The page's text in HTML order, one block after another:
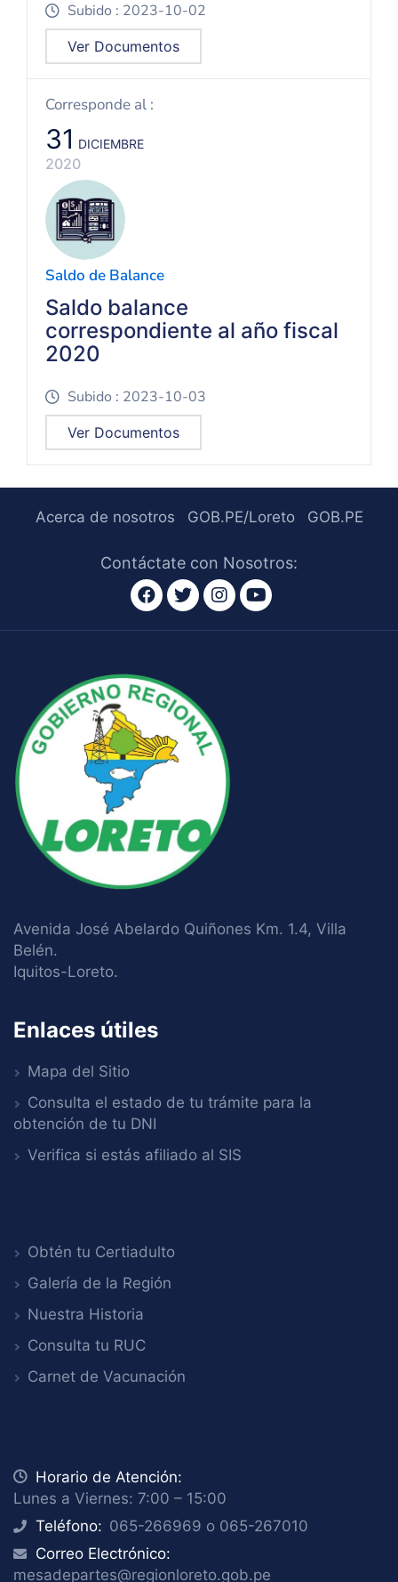
icon
Subido : 2023-10-02
Ver Documentos
Corresponde al :
31 DICIEMBRE
2020
Saldo de Balance
Saldo balance
correspondiente al año fiscal
2020
icon
Subido : 2023-10-03
Ver Documentos
Acerca de nosotros GOB.PE/Loreto GOB.PE
Contáctate con Nosotros:
Facebook
TwitterInstagramYoutube
Avenida José Abelardo Quiñones Km. 1.4, Villa
Belén.
Iquitos-Loreto.
Enlaces útiles
Mapa del Sitio
Consulta el estado de tu trámite para la
obtención de tu DNI
Verifica si estás afiliado al SIS
Obtén tu Certiadulto
Galería de la Región
Nuestra Historia
Consulta tu RUC
Carnet de Vacunación
iconHorario de Atención:
Lunes a Viernes: 7:00 – 15:00
icon
Teléfono: 065-266969 o 065-267010
iconCorreo Electrónico:
mesadepartes@regionloreto.gob.pe